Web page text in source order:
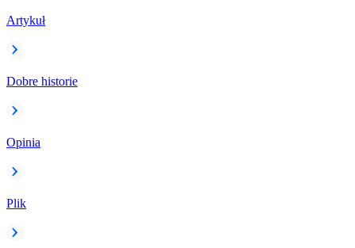
Artykuł
Dobre historie
Opinia
Plik